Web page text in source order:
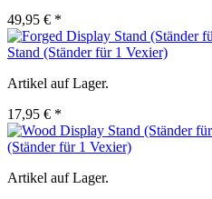
49,95 € *
Stand (Ständer für 1 Vexier)
Artikel auf Lager.
17,95 € *
(Ständer für 1 Vexier)
Artikel auf Lager.